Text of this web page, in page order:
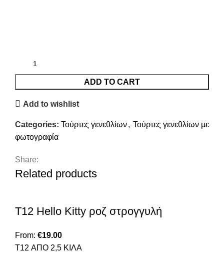
ADD TO CART
Add to wishlist
Categories: Τούρτες γενεθλίων, Τούρτες γενεθλίων με
φωτογραφία
Share:
Related products
T12 Hello Kitty ροζ στρογγυλή
From: €19.00
T12 ΑΠΟ 2,5 ΚΙΛΑ